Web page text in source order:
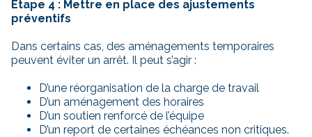
Étape 4 : Mettre en place des ajustements
préventifs
Dans certains cas, des aménagements temporaires
peuvent éviter un arrêt. Il peut s’agir :
D’une réorganisation de la charge de travail
D’un aménagement des horaires
D’un soutien renforcé de l’équipe
D’un report de certaines échéances non critiques.